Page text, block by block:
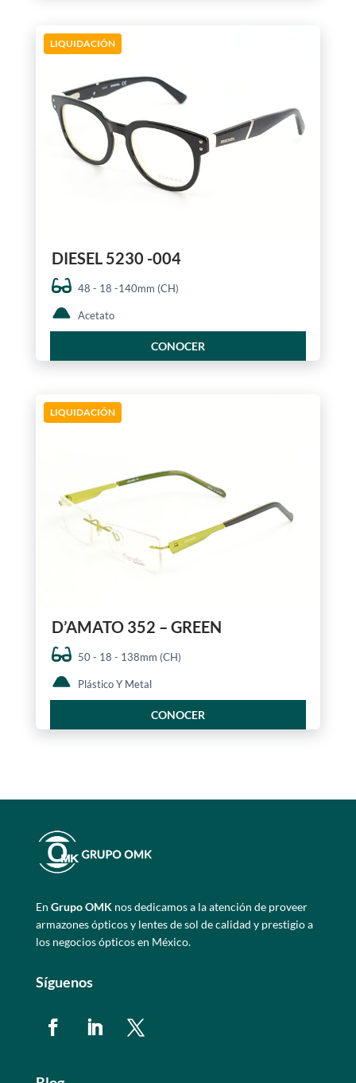
LIQUIDACIÓN
DIESEL 5230 -004
48 - 18 -140mm (CH)
Acetato
CONOCER
LIQUIDACIÓN
D’AMATO 352 – GREEN
50 - 18 - 138mm (CH)
Plástico Y Metal
CONOCER
En Grupo OMKnos dedicamos a la atención de proveer
armazones ópticos y lentes de sol de calidad y prestigio a
los negocios ópticos en México.
Síguenos